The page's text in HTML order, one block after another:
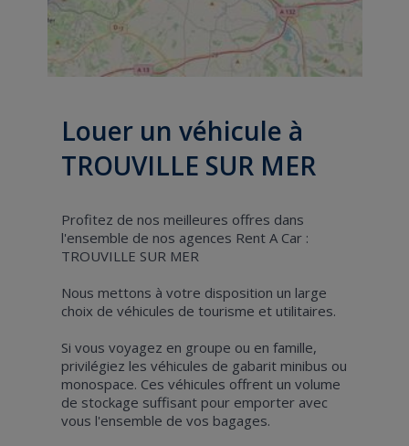
Louer un véhicule à
TROUVILLE SUR MER
Profitez de nos meilleures offres dans
l'ensemble de nos agences Rent A Car :
TROUVILLE SUR MER
Nous mettons à votre disposition un large
choix de véhicules de tourisme et utilitaires.
Si vous voyagez en groupe ou en famille,
privilégiez les véhicules de gabarit minibus ou
monospace. Ces véhicules offrent un volume
de stockage suffisant pour emporter avec
vous l'ensemble de vos bagages.